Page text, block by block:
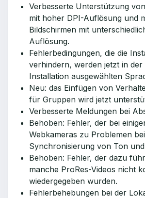
Verbesserte Unterstützung
mit hoher DPI-Auflösung und
Bildschirmen mit
Auflösung.
Fehlerbedingungen, die die
verhindern, werden jetzt in der
Installation ausgewählten
Neu: das Einfügen von
für Gruppen wird jetzt
Verbesserte Meldungen bei
Behoben: Fehler, der bei
Webkameras zu Problemen
Synchronisierung von Ton
Behoben: Fehler, der dazu
manche ProRes-Videos nicht
wiedergegeben wurden.
Fehlerbehebungen bei der